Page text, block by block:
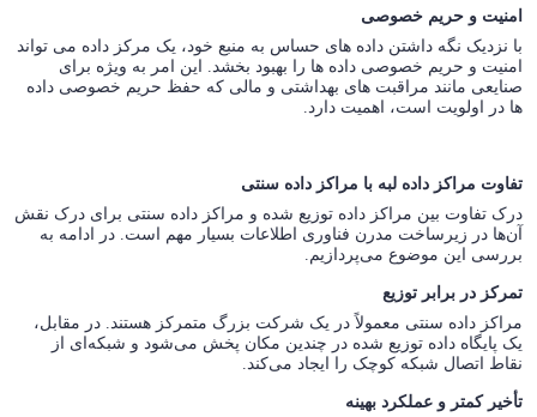
امنیت و حریم خصوصی
با نزدیک نگه داشتن داده های حساس به منبع خود، یک مرکز داده می تواند
امنیت و حریم خصوصی داده ها را بهبود بخشد. این امر به ویژه برای
صنایعی مانند مراقبت های بهداشتی و مالی که حفظ حریم خصوصی داده
ها در اولویت است، اهمیت دارد.
تفاوت مراکز داده لبه با مراکز داده سنتی
درک تفاوت بین مراکز داده توزیع شده و مراکز داده سنتی برای درک نقش
آن‌ها در زیرساخت مدرن فناوری اطلاعات بسیار مهم است. در ادامه به
بررسی این موضوع می‌پردازیم.
تمرکز در برابر توزیع
مراکز داده سنتی معمولاً در یک شرکت بزرگ متمرکز هستند. در مقابل،
یک پایگاه داده توزیع شده در چندین مکان پخش می‌شود و شبکه‌ای از
نقاط اتصال شبکه کوچک را ایجاد می‌کند.
تأخیر کمتر و عملکرد بهینه